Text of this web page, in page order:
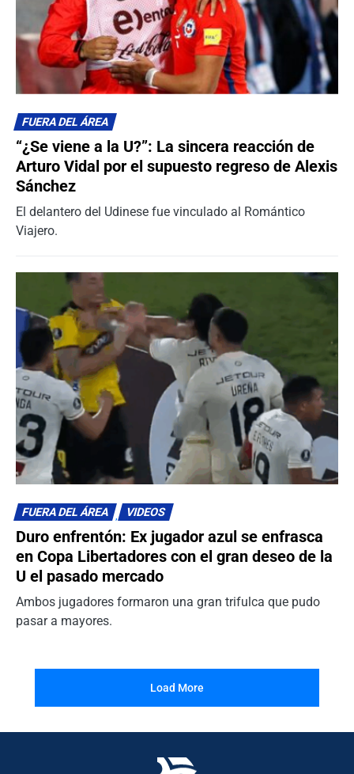
FUERA DEL ÁREA
“¿Se viene a la U?”: La sincera reacción de
Arturo Vidal por el supuesto regreso de Alexis
Sánchez
El delantero del Udinese fue vinculado al Romántico
Viajero.
FUERA DEL ÁREA VIDEOS
Duro enfrentón: Ex jugador azul se enfrasca
en Copa Libertadores con el gran deseo de la
U el pasado mercado
Ambos jugadores formaron una gran trifulca que pudo
pasar a mayores.
Load More